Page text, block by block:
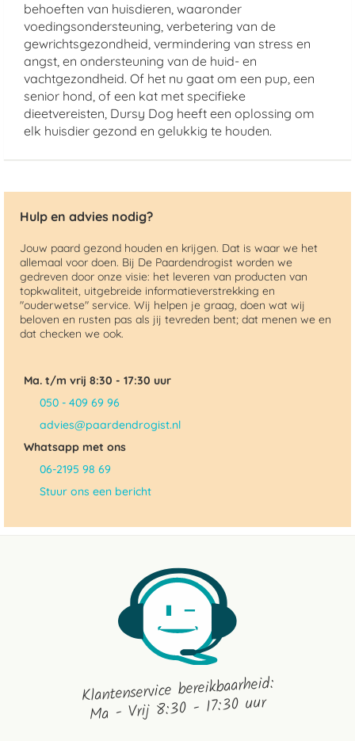
behoeften van huisdieren, waaronder
voedingsondersteuning, verbetering van de
gewrichtsgezondheid, vermindering van stress en
angst, en ondersteuning van de huid- en
vachtgezondheid. Of het nu gaat om een pup, een
senior hond, of een kat met specifieke
dieetvereisten, Dursy Dog heeft een oplossing om
elk huisdier gezond en gelukkig te houden.
Hulp en advies nodig?
Jouw paard gezond houden en krijgen. Dat is waar we het
allemaal voor doen. Bij De Paardendrogist worden we
gedreven door onze visie: het leveren van producten van
topkwaliteit, uitgebreide informatieverstrekking en
"ouderwetse" service. Wij helpen je graag, doen wat wij
beloven en rusten pas als jij tevreden bent; dat menen we en
dat checken we ook.
Ma. t/m vrij 8:30 - 17:30 uur
050 - 409 69 96
advies@paardendrogist.nl
Whatsapp met ons
06-2195 98 69
Stuur ons een bericht
Klantenservice bereikbaarheid:
Ma - Vrij 8:30 - 17:30 uur